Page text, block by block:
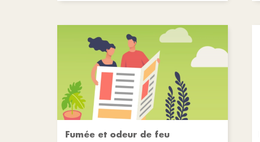
Fumée et odeur de feu